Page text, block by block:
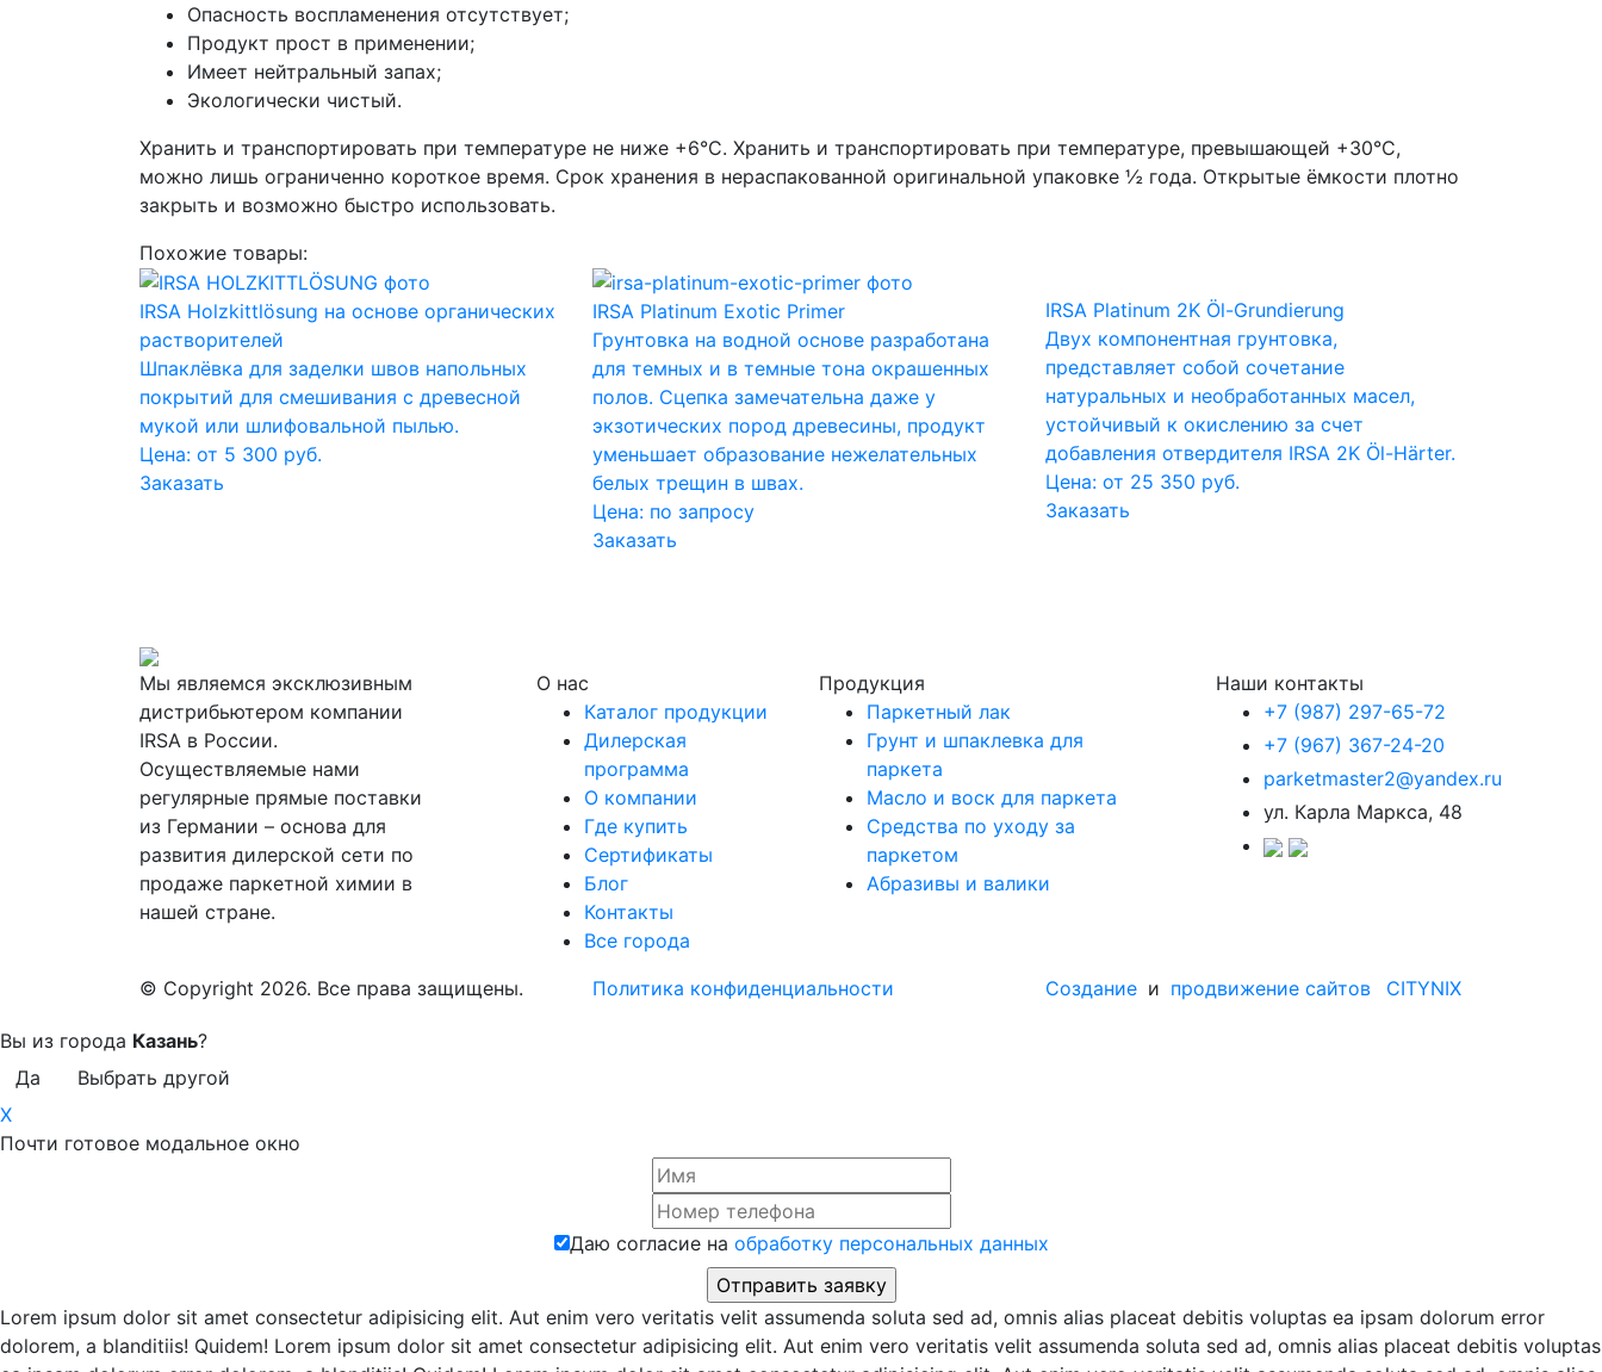
Опасность воспламенения отсутствует;
Продукт прост в применении;
Имеет нейтральный запах;
Экологически чистый.
Хранить и транспортировать при температуре не ниже +6°С. Хранить и транспортировать при температуре, превышающей +30°C,
можно лишь ограниченно короткое время. Срок хранения в нераспакованной оригинальной упаковке ½ года. Открытые ёмкости плотно
закрыть и возможно быстро использовать.
Похожие товары:
IRSA Holzkittlösung на основе органических
растворителей
Шпаклёвка для заделки швов напольных
покрытий для смешивания с древесной
мукой или шлифовальной пылью.
Цена: от 5 300 руб.
Заказать
IRSA Platinum Exotic Primer
Грунтовка на водной основе разработана
для темных и в темные тона окрашенных
полов. Сцепка замечательна даже у
экзотических пород древесины, продукт
уменьшает образование нежелательных
белых трещин в швах.
Цена: по запросу
Заказать
IRSA Platinum 2K Öl-Grundierung
Двух компонентная грунтовка,
представляет собой сочетание
натуральных и необработанных масел,
устойчивый к окислению за счет
добавления отвердителя IRSA 2K Öl-Härter.
Цена: от 25 350 руб.
Заказать
Мы являемся эксклюзивным
дистрибьютером компании
IRSA в России.
Осуществляемые нами
регулярные прямые поставки
из Германии – основа для
развития дилерской сети по
продаже паркетной химии в
нашей стране.
О нас
Каталог продукции
Дилерская
программа
О компании
Где купить
Сертификаты
Блог
Контакты
Все города
Продукция
Паркетный лак
Грунт и шпаклевка для
паркета
Масло и воск для паркета
Средства по уходу за
паркетом
Абразивы и валики
Наши контакты
+7 (987) 297-65-72
+7 (967) 367-24-20
parketmaster2@yandex.ru
ул. Карла Маркса, 48
© Copyright 2026. Все права защищены. Политика конфиденциальности Создание и продвижение сайтов CITYNIX
Вы из города Казань?
Да
Выбрать другой
X
Почти готовое модальное окно
Даю согласие на обработку персональных данных
Lorem ipsum dolor sit amet consectetur adipisicing elit. Aut enim vero veritatis velit assumenda soluta sed ad, omnis alias placeat debitis voluptas ea ipsam dolorum error
dolorem, a blanditiis! Quidem! Lorem ipsum dolor sit amet consectetur adipisicing elit. Aut enim vero veritatis velit assumenda soluta sed ad, omnis alias placeat debitis voluptas